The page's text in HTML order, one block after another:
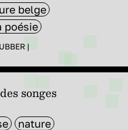
belge
poésie
|
songes
nature